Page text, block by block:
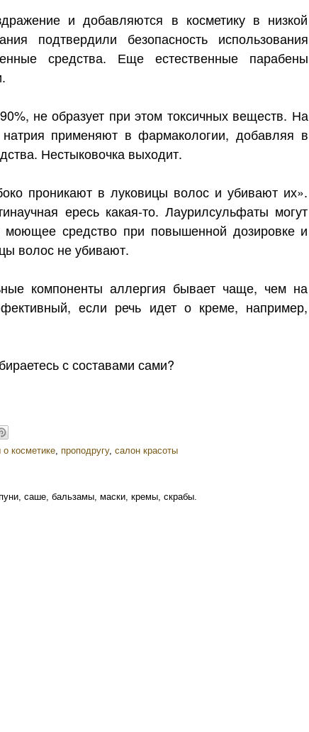
и добавляются в косметику в низкой
подтвердили безопасность использования
средства. Еще естественные парабены
не образует при этом токсичных веществ. На
применяют в фармакологии, добавляя в
Нестыковочка выходит.
проникают в луковицы волос и убивают их».
ересь какая-то. Лаурилсульфаты могут
средство при повышенной дозировке и
волос не убивают.
компоненты аллергия бывает чаще, чем на
если речь идет о креме, например,
с составами сами?
косметике, проподругу, салон красоты
саше, бальзамы, маски, кремы, скрабы.